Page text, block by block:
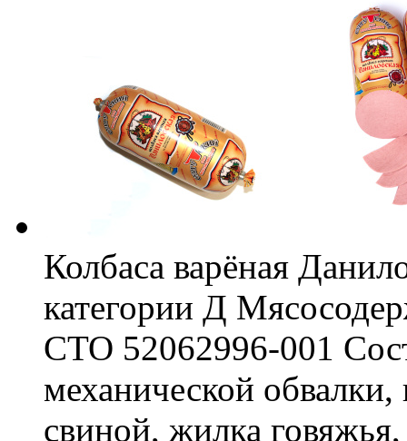
Колбаса варёная
категории Д
СТО 52062996-001
механической
свиной, жилка